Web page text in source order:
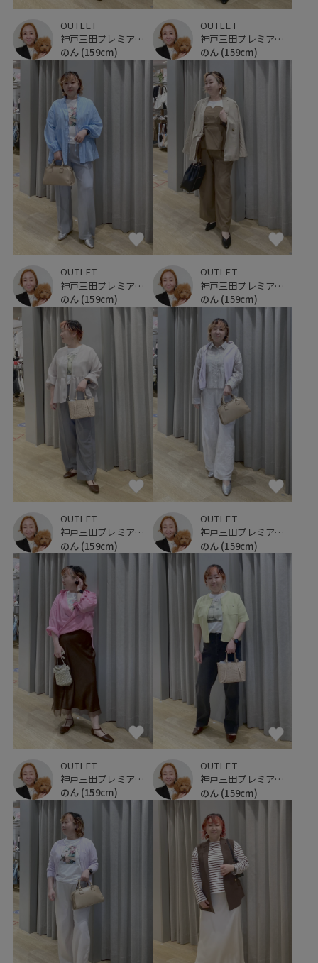
OUTLET
神戸三田プレミアム・アウトレット
のん (159cm)
OUTLET
神戸三田プレミアム・アウトレット
のん (159cm)
OUTLET
神戸三田プレミアム・アウトレット
のん (159cm)
OUTLET
神戸三田プレミアム・アウトレット
のん (159cm)
OUTLET
神戸三田プレミアム・アウトレット
のん (159cm)
OUTLET
神戸三田プレミアム・アウトレット
のん (159cm)
OUTLET
神戸三田プレミアム・アウトレット
のん (159cm)
OUTLET
神戸三田プレミアム・アウトレット
のん (159cm)